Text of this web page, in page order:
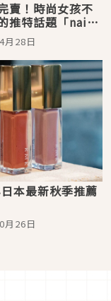
賣！時尚女孩不
推特話題「nail
油
月28日
本最新秋季推薦
月26日